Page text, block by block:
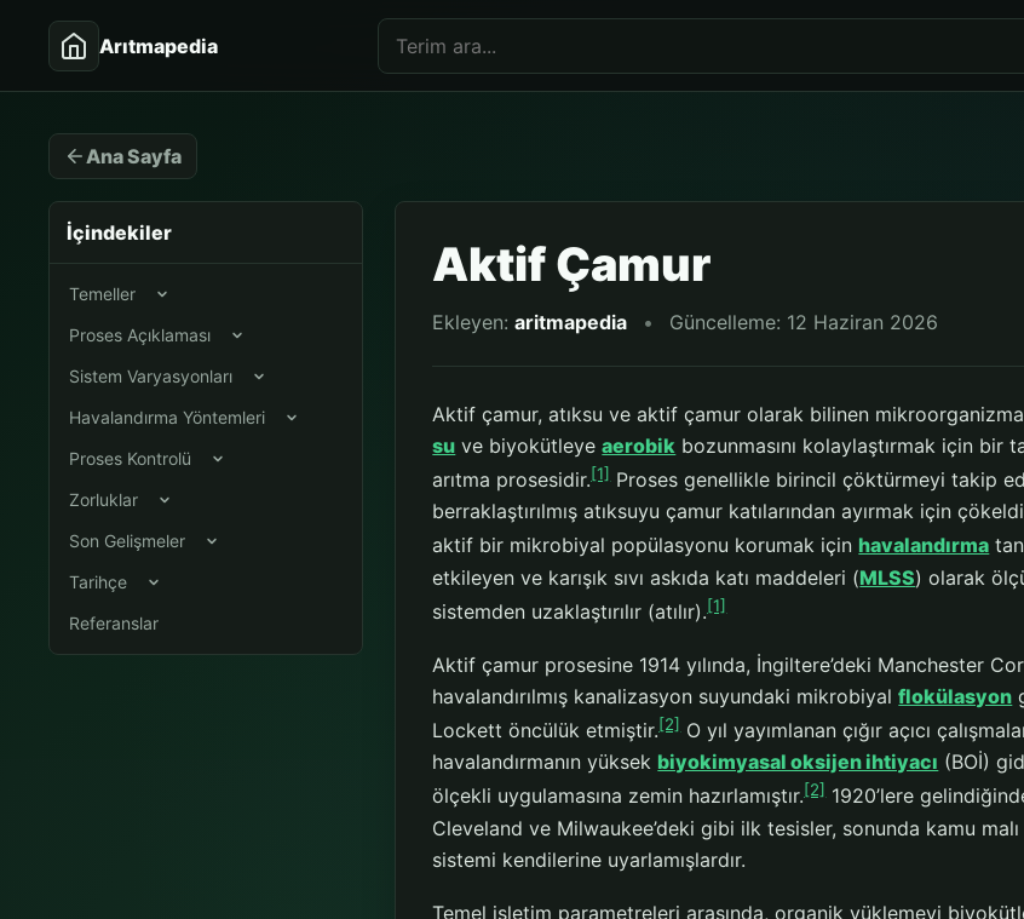
Arıtmapedia
Ana Sayfa
İçindekiler
Temeller
Proses Açıklaması
Sistem Varyasyonları
Havalandırma Yöntemleri
Proses Kontrolü
Zorluklar
Son Gelişmeler
Tarihçe
Referanslar
Aktif Çamur
Ekleyen:aritmapedia • Güncelleme: 12 Haziran 2026
Aktif çamur, atıksu ve aktif çamur olarak bilinen
su ve biyokütleyeaerobik bozunmasını kolaylaştırmak için bir
arıtma prosesidir.[1] Proses genellikle birincil çöktürmeyi takip eder
berraklaştırılmış atıksuyu çamur katılarından ayırmak için
aktif bir mikrobiyal popülasyonu korumak için havalandırma
etkileyen ve karışık sıvı askıda katı maddeleri (MLSS) olarak
sistemden uzaklaştırılır (atılır).[1]
Aktif çamur prosesine 1914 yılında, İngiltere’deki Manchester
havalandırılmış kanalizasyon suyundaki mikrobiyalflokülasyon
Lockett öncülük etmiştir.[2] O yıl yayımlanan çığır açıcı
havalandırmanın yüksek biyokimyasal oksijen ihtiyacı (BOİ)
ölçekli uygulamasına zemin hazırlamıştır.[2] 1920’lere
Cleveland ve Milwaukee’deki gibi ilk tesisler, sonunda kamu
sistemi kendilerine uyarlamışlardır.
Temel işletim parametreleri arasında, organik yüklemeyi